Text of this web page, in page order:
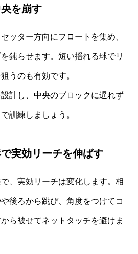
を崩す
ッター方向にフロートを集め、
鈍らせます。短い揺れる球でリ
うのも有効です。
計し、中央のブロックに遅れず
訓練しましょう。
実効リーチを伸ばす
、実効リーチは変化します。相
後ろから跳び、角度をつけてコ
ら被せてネットタッチを避けま